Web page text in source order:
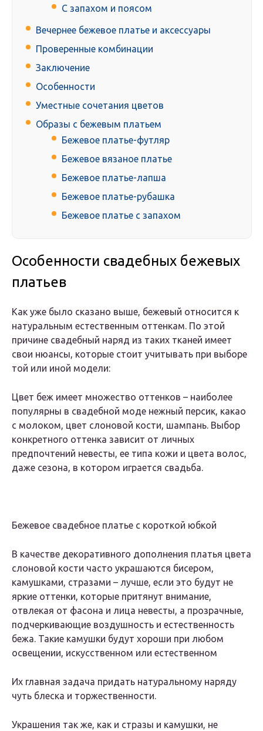
С запахом и поясом
Вечернее бежевое платье и аксессуары
Проверенные комбинации
Заключение
Особенности
Уместные сочетания цветов
Образы с бежевым платьем
Бежевое платье-футляр
Бежевое вязаное платье
Бежевое платье-лапша
Бежевое платье-рубашка
Бежевое платье с запахом
Особенности свадебных бежевых
платьев
Как уже было сказано выше, бежевый относится к
натуральным естественным оттенкам. По этой
причине свадебный наряд из таких тканей имеет
свои нюансы, которые стоит учитывать при выборе
той или иной модели:
Цвет беж имеет множество оттенков – наиболее
популярны в свадебной моде нежный персик, какао
с молоком, цвет слоновой кости, шампань. Выбор
конкретного оттенка зависит от личных
предпочтений невесты, ее типа кожи и цвета волос,
даже сезона, в котором играется свадьба.
Бежевое свадебное платье с короткой юбкой
В качестве декоративного дополнения платья цвета
слоновой кости часто украшаются бисером,
камушками, стразами – лучше, если это будут не
яркие оттенки, которые притянут внимание,
отвлекая от фасона и лица невесты, а прозрачные,
подчеркивающие воздушность и естественность
бежа. Такие камушки будут хороши при любом
освещении, искусственном или естественном
Их главная задача придать натуральному наряду
чуть блеска и торжественности.
Украшения так же, как и стразы и камушки, не